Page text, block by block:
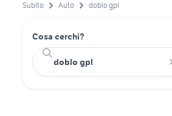
Subito Auto doblo gpl
Cosa cerchi?